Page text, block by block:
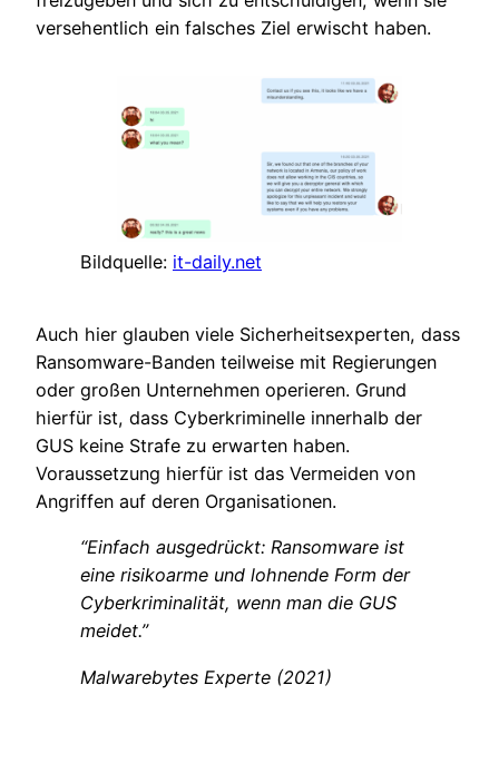
versehentlich ein falsches Ziel erwischt haben.
Bildquelle: it-daily.net
Auch hier glauben viele Sicherheitsexperten, dass
Ransomware-Banden teilweise mit Regierungen
oder großen Unternehmen operieren. Grund
hierfür ist, dass Cyberkriminelle innerhalb der
GUS keine Strafe zu erwarten haben.
Voraussetzung hierfür ist das Vermeiden von
Angriffen auf deren Organisationen.
“Einfach ausgedrückt: Ransomware ist
eine risikoarme und lohnende Form der
Cyberkriminalität, wenn man die GUS
meidet.”
Malwarebytes Experte (2021)